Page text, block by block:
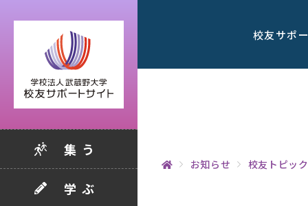
校友サポ
集 う
学 ぶ
お知らせ 校友トピッ